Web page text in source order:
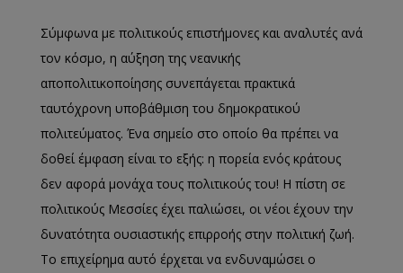
Σύμφωνα με πολιτικούς επιστήμονες και αναλυτές ανά
τον κόσμο, η αύξηση της νεανικής
αποπολιτικοποίησης συνεπάγεται πρακτικά
ταυτόχρονη υποβάθμιση του δημοκρατικού
πολιτεύματος. Ένα σημείο στο οποίο θα πρέπει να
δοθεί έμφαση είναι το εξής: η πορεία ενός κράτους
δεν αφορά μονάχα τους πολιτικούς του! Η πίστη σε
πολιτικούς Μεσσίες έχει παλιώσει, οι νέοι έχουν την
δυνατότητα ουσιαστικής επιρροής στην πολιτική ζωή.
Το επιχείρημα αυτό έρχεται να ενδυναμώσει ο